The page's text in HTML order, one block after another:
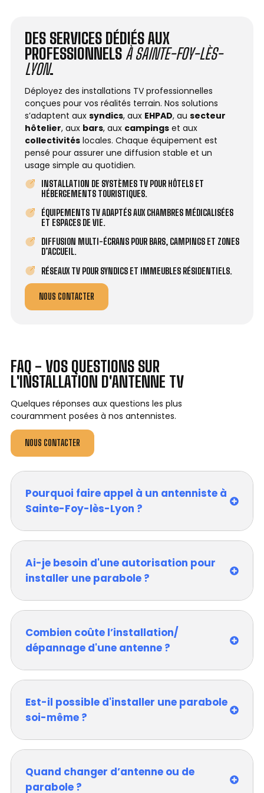
DES SERVICES DÉDIÉS AUX
PROFESSIONNELS À SAINTE-FOY-LÈS-
LYON.
Déployez des installations TV professionnelles
conçues pour vos réalités terrain. Nos solutions
s’adaptent aux syndics, aux EHPAD, au secteur
hôtelier, aux bars, aux campings et aux
collectivités locales. Chaque équipement est
pensé pour assurer une diffusion stable et un
usage simple au quotidien.
INSTALLATION DE SYSTÈMES TV POUR HÔTELS ET
HÉBERGEMENTS TOURISTIQUES.
ÉQUIPEMENTS TV ADAPTÉS AUX CHAMBRES MÉDICALISÉES
ET ESPACES DE VIE.
DIFFUSION MULTI-ÉCRANS POUR BARS, CAMPINGS ET ZONES
D’ACCUEIL.
RÉSEAUX TV POUR SYNDICS ET IMMEUBLES RÉSIDENTIELS.
NOUS CONTACTER
FAQ - VOS QUESTIONS SUR
L'INSTALLATION D'ANTENNE TV
Quelques réponses aux questions les plus
couramment posées à nos antennistes.
NOUS CONTACTER
Pourquoi faire appel à un antenniste à
Sainte-Foy-lès-Lyon ?
Ai-je besoin d'une autorisation pour
installer une parabole ?
Combien coûte l’installation/
dépannage d'une antenne ?
Est-il possible d'installer une parabole
soi-même ?
Quand changer d’antenne ou de
parabole ?